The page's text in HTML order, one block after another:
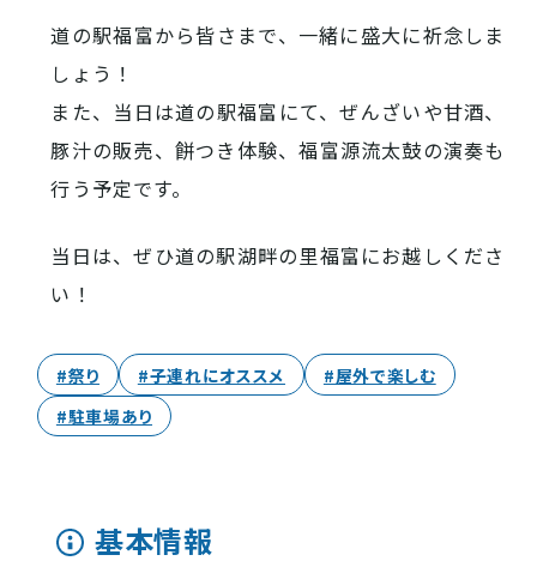
道の駅福富から皆さまで、一緒に盛大に祈念しま
しょう！
また、当日は道の駅福富にて、ぜんざいや甘酒、
豚汁の販売、餅つき体験、福富源流太鼓の演奏も
行う予定です。
当日は、ぜひ道の駅湖畔の里福富にお越しくださ
い！
#祭り #子連れにオススメ
#屋外で楽しむ
#駐車場あり
基本情報
INFORMATION